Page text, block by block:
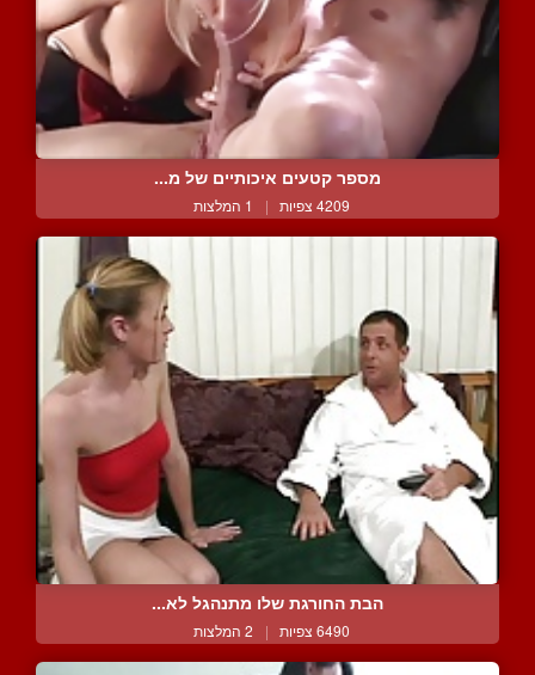
מספר קטעים איכותיים של מ...
4209 צפיות | 1 המלצות
הבת החורגת שלו מתנהגל לא...
6490 צפיות | 2 המלצות